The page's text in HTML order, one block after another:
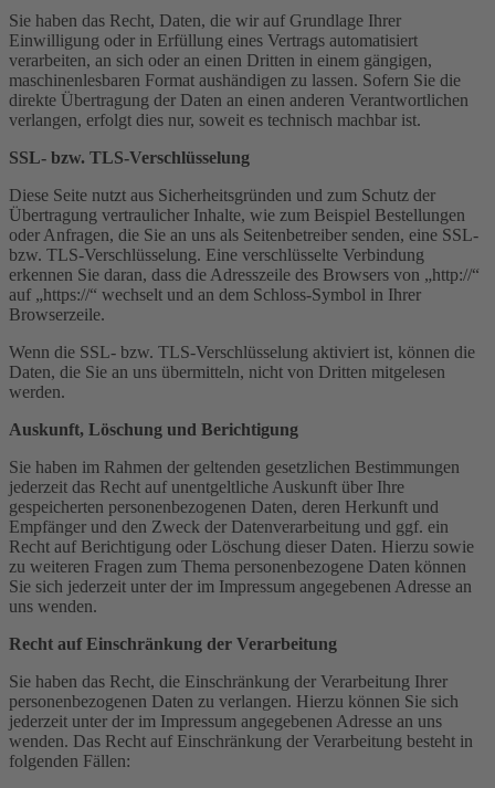
Sie haben das Recht, Daten, die wir auf Grundlage Ihrer
Einwilligung oder in Erfüllung eines Vertrags automatisiert
verarbeiten, an sich oder an einen Dritten in einem gängigen,
maschinenlesbaren Format aushändigen zu lassen. Sofern Sie die
direkte Übertragung der Daten an einen anderen Verantwortlichen
verlangen, erfolgt dies nur, soweit es technisch machbar ist.
SSL- bzw. TLS-Verschlüsselung
Diese Seite nutzt aus Sicherheitsgründen und zum Schutz der
Übertragung vertraulicher Inhalte, wie zum Beispiel Bestellungen
oder Anfragen, die Sie an uns als Seitenbetreiber senden, eine SSL-
bzw. TLS-Verschlüsselung. Eine verschlüsselte Verbindung
erkennen Sie daran, dass die Adresszeile des Browsers von „http://“
auf „https://“ wechselt und an dem Schloss-Symbol in Ihrer
Browserzeile.
Wenn die SSL- bzw. TLS-Verschlüsselung aktiviert ist, können die
Daten, die Sie an uns übermitteln, nicht von Dritten mitgelesen
werden.
Auskunft, Löschung und Berichtigung
Sie haben im Rahmen der geltenden gesetzlichen Bestimmungen
jederzeit das Recht auf unentgeltliche Auskunft über Ihre
gespeicherten personenbezogenen Daten, deren Herkunft und
Empfänger und den Zweck der Datenverarbeitung und ggf. ein
Recht auf Berichtigung oder Löschung dieser Daten. Hierzu sowie
zu weiteren Fragen zum Thema personenbezogene Daten können
Sie sich jederzeit unter der im Impressum angegebenen Adresse an
uns wenden.
Recht auf Einschränkung der Verarbeitung
Sie haben das Recht, die Einschränkung der Verarbeitung Ihrer
personenbezogenen Daten zu verlangen. Hierzu können Sie sich
jederzeit unter der im Impressum angegebenen Adresse an uns
wenden. Das Recht auf Einschränkung der Verarbeitung besteht in
folgenden Fällen: